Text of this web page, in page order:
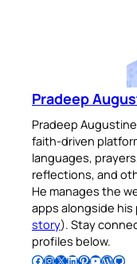
Pradeep
Pradeep
faith-driven
languages,
reflections, and
He manages the
apps alongside
story). Stay
profiles below.
Follow Pradeep on Facebook Follow Pradeep on InstagramFollow Pradeep on X Follow Pradeep on LinkedIn Follow Pradeep on Pinterest Subscribe to Pradeep’s Youtube Channel Follow Pradeep on WordPress Follow Pradeep on GitHub